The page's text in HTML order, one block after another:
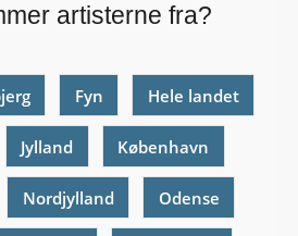
artisterne fra?
Fyn Hele landet
Jylland København
Nordjylland Odense